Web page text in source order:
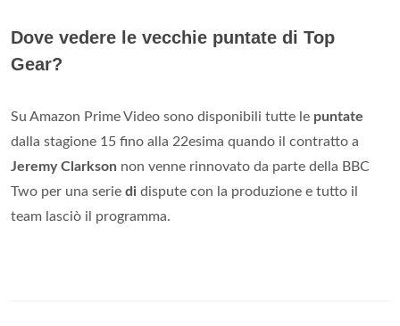
Dove vedere le vecchie puntate di Top
Gear?
Su Amazon Prime Video sono disponibili tutte le puntate
dalla stagione 15 fino alla 22esima quando il contratto a
Jeremy Clarkson non venne rinnovato da parte della BBC
Two per una serie di dispute con la produzione e tutto il
team lasciò il programma.